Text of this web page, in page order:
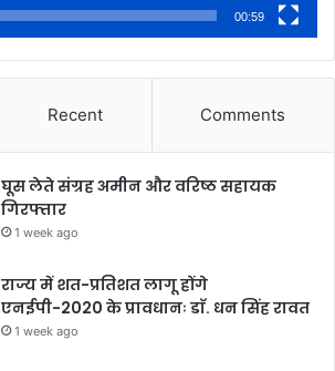
00:59
Recent Comments
घूस लेते संग्रह अमीन और वरिष्ठ सहायक
गिरफ्तार
1 week ago
राज्य में शत-प्रतिशत लागू होंगे
एनईपी-2020 के प्रावधानः डाॅ. धन सिंह रावत
1 week ago